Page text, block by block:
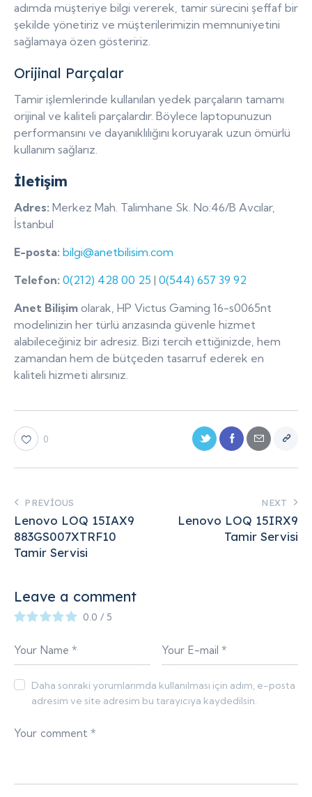
adımda müşteriye bilgi vererek, tamir sürecini şeffaf bir
şekilde yönetiriz ve müşterilerimizin memnuniyetini
sağlamaya özen gösteririz.
Orijinal Parçalar
Tamir işlemlerinde kullanılan yedek parçaların tamamı
orijinal ve kaliteli parçalardır. Böylece laptopunuzun
performansını ve dayanıklılığını koruyarak uzun ömürlü
kullanım sağlarız.
İletişim
Adres: Merkez Mah. Talimhane Sk. No:46/B Avcılar,
İstanbul
E-posta: bilgi@anetbilisim.com
Telefon: 0(212) 428 00 25 | 0(544) 657 39 92
Anet Bilişim olarak, HP Victus Gaming 16-s0065nt
modelinizin her türlü arızasında güvenle hizmet
alabileceğiniz bir adresiz. Bizi tercih ettiğinizde, hem
zamandan hem de bütçeden tasarruf ederek en
kaliteli hizmeti alırsınız.
0
PREVIOUS
Lenovo LOQ 15IAX9
883GS007XTRF10
Tamir Servisi
NEXT
Lenovo LOQ 15IRX9
Tamir Servisi
Leave a comment
0.0 / 5
Daha sonraki yorumlarımda kullanılması için adım, e-posta
adresim ve site adresim bu tarayıcıya kaydedilsin.